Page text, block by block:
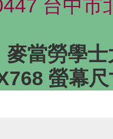
台中市
麥當勞學
螢幕